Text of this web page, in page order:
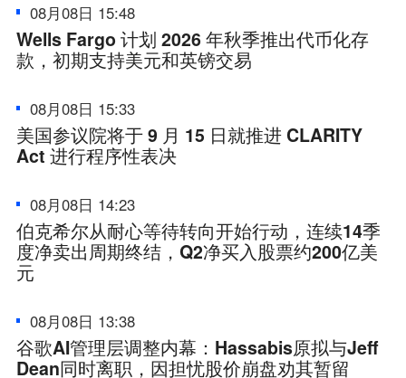
08月08日 15:48
Wells Fargo 计划 2026 年秋季推出代币化存
款，初期支持美元和英镑交易
08月08日 15:33
美国参议院将于 9 月 15 日就推进 CLARITY
Act 进行程序性表决
08月08日 14:23
伯克希尔从耐心等待转向开始行动，连续14季
度净卖出周期终结，Q2净买入股票约200亿美
元
08月08日 13:38
谷歌AI管理层调整内幕：Hassabis原拟与Jeff
Dean同时离职，因担忧股价崩盘劝其暂留